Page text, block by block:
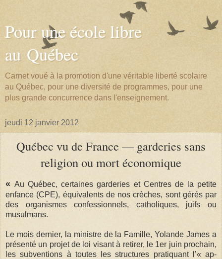
Pour une école libre
au Québec
Carnet voué à la promotion d'une véritable liberté scolaire
au Québec, pour une diversité de programmes, pour une
plus grande concurrence dans l'enseignement.
jeudi 12 janvier 2012
Québec vu de France — garderies sans
religion ou mort économique
«Au Québec, certaines garderies et Centres de la petite
enfance (CPE), équivalents de nos crèches, sont gérés par
des organismes confessionnels, catholiques, juifs ou
musulmans.
Le mois dernier, la ministre de la Famille, Yolande James a
présenté un projet de loi visant à retirer, le 1er juin prochain,
les subventions à toutes les structures pratiquant l’« ap­